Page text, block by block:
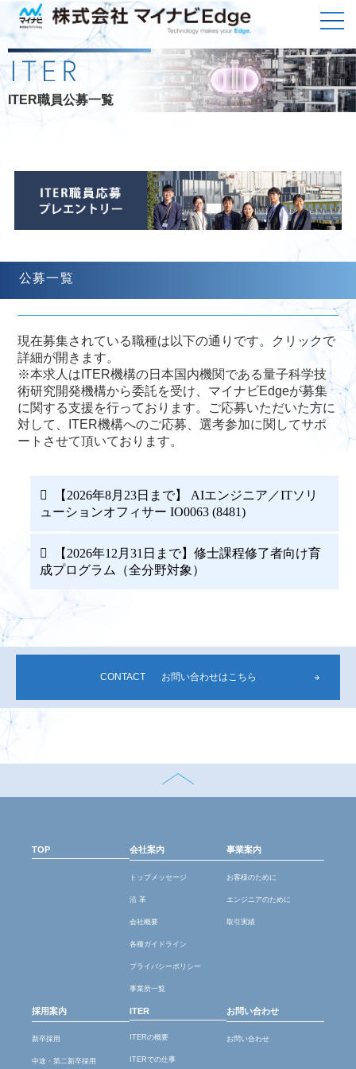
TOP
トップメッセージ 沿 革
会社概要 サステナビリティ
事業所一覧
ITERの概要 ITERでの仕事
職員公募一覧
ITER職員公募一覧
公募一覧
現在募集されている職種は以下の通りです。クリックで
詳細が開きます。
※本求人はITER機構の日本国内機関である量子科学技
術研究開発機構から委託を受け、マイナビEdgeが募集
に関する支援を行っております。ご応募いただいた方に
対して、ITER機構へのご応募、選考参加に関してサポ
ートさせて頂いております。
【2026年8月23日まで】 AIエンジニア／ITソリ
ューションオフィサー IO0063 (8481)
【2026年12月31日まで】修士課程修了者向け育
成プログラム（全分野対象）
CONTACT お問い合わせはこちら
TOP 会社案内
トップメッセージ
沿 革
会社概要
各種ガイドライン
プライバシーポリシー
事業所一覧
事業案内
お客様のために
エンジニアのために
取引実績
採用案内
新卒採用
中途・第二新卒採用
ITER
ITERの概要
ITERでの仕事
お問い合わせ
お問い合わせ